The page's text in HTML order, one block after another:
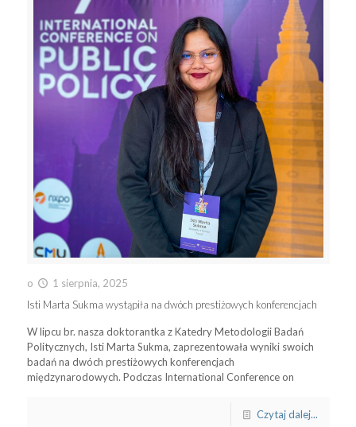
o
1 sierpnia, 2025
Isti Marta Sukma wystąpiła na dwóch prestiżowych konferencjach
W lipcu br. nasza doktorantka z Katedry Metodologii Badań
Politycznych, Isti Marta Sukma, zaprezentowała wyniki swoich
badań na dwóch prestiżowych konferencjach
międzynarodowych. Podczas International Conference on
Czytaj dalej...